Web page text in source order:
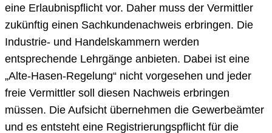
eine Erlaubnispflicht vor. Daher muss der Vermittler
zukünftig einen Sachkundenachweis erbringen. Die
Industrie- und Handelskammern werden
entsprechende Lehrgänge anbieten. Dabei ist eine
„Alte-Hasen-Regelung“ nicht vorgesehen und jeder
freie Vermittler soll diesen Nachweis erbringen
müssen. Die Aufsicht übernehmen die Gewerbeämter
und es entsteht eine Registrierungspflicht für die